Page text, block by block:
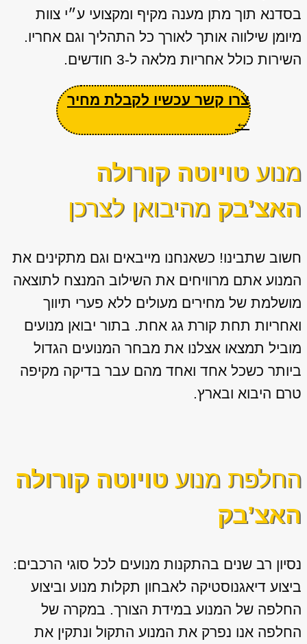
בסדנא תוך מתן מענה מקיף ומקצועי ע״י צוות
מיומן שילווה אותך לאורך כל התהליך וגם אחריו.
השירות כולל אחריות מלאה ל-3 חודשים.
צרו קשר עכשיו לקבלת מחיר
←
מנועטויוטה קורולה
האצ’בק מהיבואן לצרכן
חשוב שתבינו! כשאנחנו מייבאים וגם מתקינים את
המנוע אתם מרוויחים את השילוב המנצח לתוצאה
מושלמת של מחירים מעולים ללא פערי תיווך
ואחריות תחת קורת גג אחת. בתור יבואן מנועים
מוביל תמצאו אצלנו את מבחר המנועים הגדול
ביותר כשכל אחד ואחד מהם עבר בדיקה מקיפה
טרם היבוא ובארץ.
החלפת מנועטויוטה קורולה
האצ’בק
נסיון רב שנים בהתקנות מנועים לכל סוגי הרכבים:
ביצוע דיאגנוסטיקה לאבחון תקלות מנוע וביצוע
החלפה של המנוע במידת הצורך. במקרה של
החלפה אנו נפרק את המנוע התקול ונתקין את